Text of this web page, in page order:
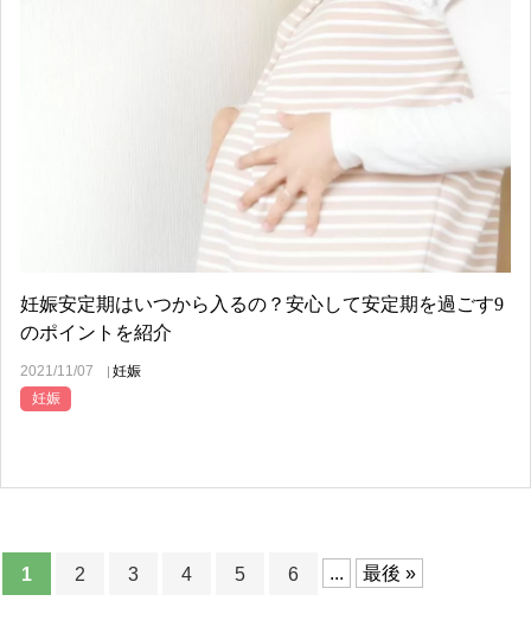
妊娠安定期はいつから入るの？安心して安定期を過ごす9
のポイントを紹介
2021/11/07
妊娠
妊娠
1 2 3 4 5 6 ... 最後 »